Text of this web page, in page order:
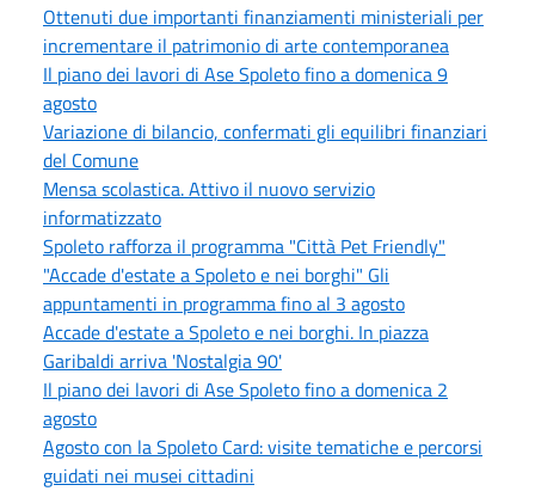
Ottenuti due importanti finanziamenti ministeriali per
incrementare il patrimonio di arte contemporanea
Il piano dei lavori di Ase Spoleto fino a domenica 9
agosto
Variazione di bilancio, confermati gli equilibri finanziari
del Comune
Mensa scolastica. Attivo il nuovo servizio
informatizzato
Spoleto rafforza il programma "Città Pet Friendly"
"Accade d'estate a Spoleto e nei borghi" Gli
appuntamenti in programma fino al 3 agosto
Accade d'estate a Spoleto e nei borghi. In piazza
Garibaldi arriva 'Nostalgia 90'
Il piano dei lavori di Ase Spoleto fino a domenica 2
agosto
Agosto con la Spoleto Card: visite tematiche e percorsi
guidati nei musei cittadini